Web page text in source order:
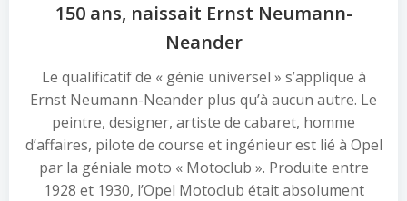
150 ans, naissait Ernst Neumann-
Neander
Le qualificatif de « génie universel » s’applique à
Ernst Neumann-Neander plus qu’à aucun autre. Le
peintre, designer, artiste de cabaret, homme
d’affaires, pilote de course et ingénieur est lié à Opel
par la géniale moto « Motoclub ». Produite entre
1928 et 1930, l’Opel Motoclub était absolument